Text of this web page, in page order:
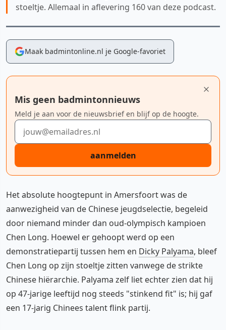
stoeltje. Allemaal in aflevering 160 van deze podcast.
Maak badmintonline.nl je Google-favoriet
Mis geen badmintonnieuws
Meld je aan voor de nieuwsbrief en blijf op de hoogte.
E-mailadres
aanmelden
Het absolute hoogtepunt in Amersfoort was de
aanwezigheid van de Chinese jeugdselectie, begeleid
door niemand minder dan oud-olympisch kampioen
Chen Long. Hoewel er gehoopt werd op een
demonstratiepartij tussen hem en Dicky Palyama, bleef
Chen Long op zijn stoeltje zitten vanwege de strikte
Chinese hiërarchie. Palyama zelf liet echter zien dat hij
op 47-jarige leeftijd nog steeds "stinkend fit" is; hij gaf
een 17-jarig Chinees talent flink partij.